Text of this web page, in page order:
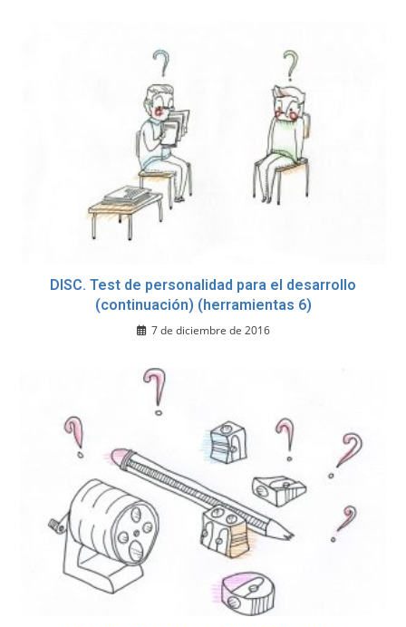
DISC. Test de personalidad para el desarrollo
(continuación) (herramientas 6)
7 de diciembre de 2016